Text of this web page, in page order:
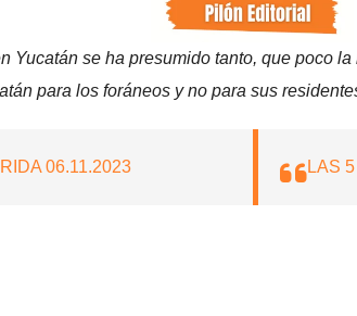
Yucatán se ha presumido tanto, que poco
para los foráneos y no para sus
06.11.2023 LAS